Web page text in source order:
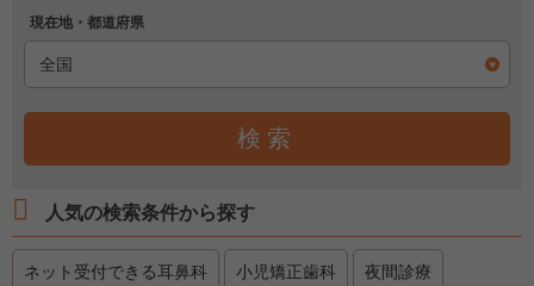
現在地・都道府県
人気の検索条件から探す
ネット受付できる耳鼻科 小児矯正歯科 夜間診療